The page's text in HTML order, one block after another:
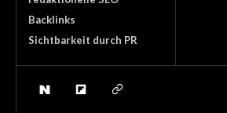
Backlinks
Sichtbarkeit durch PR